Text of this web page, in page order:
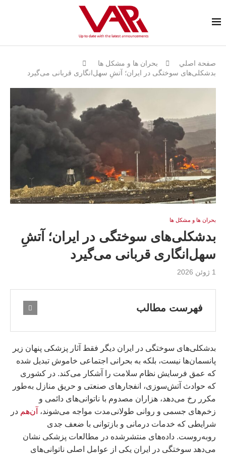
صفحة اصلي
بحران ها و مشكل ها
بدشکلی‌های سوختگی در ایران؛ آتشِ سهل‌انگاری قربانی می‌گیرد
بحران ها و مشكل ها
بدشکلی‌های سوختگی در ایران؛ آتشِ
سهل‌انگاری قربانی می‌گیرد
1 ژوئن 2026
فهرست مطالب
بدشکلی‌های سوختگی در ایران دیگر فقط آثار پزشکی پنهان زیر
پانسمان‌ها نیست، بلکه به بحرانی اجتماعی خاموش تبدیل شده
که عمق فرسایش نظام سلامت را آشکار می‌کند. در کشوری
که حوادث آتش‌سوزی، انفجارهای صنعتی و حریق منازل به‌طور
مکرر رخ می‌دهد، هزاران مصدوم با ناتوانی‌های دائمی و
زخم‌های جسمی و روانی طولانی‌مدت مواجه می‌شوند، آن‌هم در
شرایطی که خدمات درمانی و بازتوانی با ضعف جدی
روبه‌روست. داده‌های منتشرشده در مطالعات پزشکی نشان
می‌دهد سوختگی در ایران یکی از عوامل اصلی ناتوانی‌های